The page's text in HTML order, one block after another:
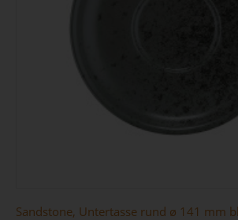
Sandstone, Untertasse rund ø 141 mm